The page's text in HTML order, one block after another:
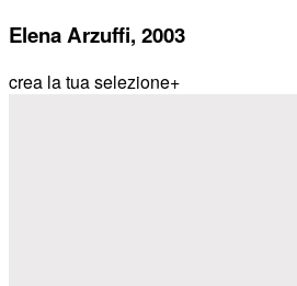
Elena Arzuffi, 2003
crea la tua selezione+